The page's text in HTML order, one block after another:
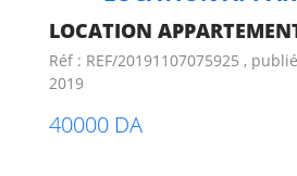
LOCATION
Réf : REF/20191107075925 ,
2019
40000 DA